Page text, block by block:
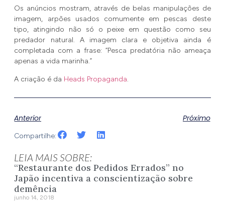
Os anúncios mostram, através de belas manipulações de
imagem, arpões usados comumente em pescas deste
tipo, atingindo não só o peixe em questão como seu
predador natural. A imagem clara e objetiva ainda é
completada com a frase: “Pesca predatória não ameaça
apenas a vida marinha.”
A criação é da Heads Propaganda.
Anterior Próximo
Compartilhe:
LEIA MAIS SOBRE:
“Restaurante dos Pedidos Errados” no
Japão incentiva a conscientização sobre
demência
junho 14, 2018